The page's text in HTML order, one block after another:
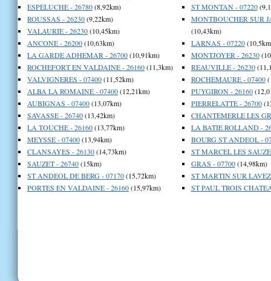
ESPELUCHE - 26780(8,92km)
ROUSSAS - 26230(9,22km)
VALAURIE - 26230(10,45km)
ANCONE - 26200(10,63km)
LA GARDE ADHEMAR - 26700(10,91km)
ROCHEFORT EN VALDAINE - 26160(11,3km)
VALVIGNERES - 07400(11,52km)
ALBA LA ROMAINE - 07400(12,21km)
AUBIGNAS - 07400(13,07km)
SAVASSE - 26740(13,42km)
LA TOUCHE - 26160(13,77km)
MEYSSE - 07400(13,94km)
CLANSAYES - 26130(14,73km)
SAUZET - 26740(15km)
ST ANDEOL DE BERG - 07170(15,72km)
PORTES EN VALDAINE - 26160(15,97km)
ST MONTAN - 07220
MONTBOUCHER SUR
(10,43km)
LARNAS - 07220
MONTJOYER - 26230
REAUVILLE - 26230
ROCHEMAURE - 07400
PUYGIRON - 26160
PIERRELATTE - 26700
CHANTEMERLE LES
LA BATIE ROLLAND -
BOURG ST ANDEOL -
ST MARCEL LES
GRAS - 07700(14,98km)
ST MARTIN SUR
ST PAUL TROIS